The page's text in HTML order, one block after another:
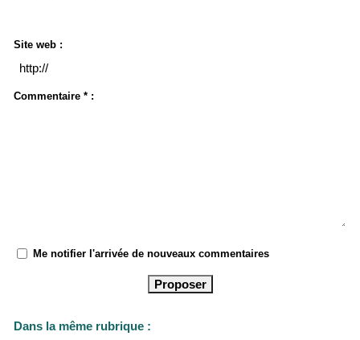
Site web :
Commentaire * :
Me notifier l'arrivée de nouveaux commentaires
Dans la même rubrique :